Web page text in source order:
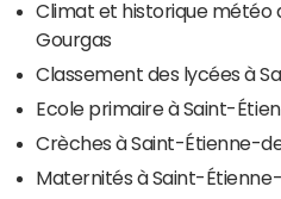
Climat et historique météo
Gourgas
Classement des lycées à
Ecole primaire à Saint-
Crèches à Saint-Étienne-
Maternités à Saint-